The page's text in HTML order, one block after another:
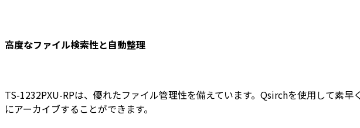
高度なファイル検索性と自動整理
TS-1232PXU-RPは、優れたファイル管理性を備えています。Qsirchを使用して素
にアーカイブすることができます。